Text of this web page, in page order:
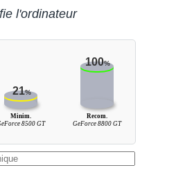
l'ordinateur
21%
100%
Minim.
8500 GT
Recom.
GeForce 8800 GT